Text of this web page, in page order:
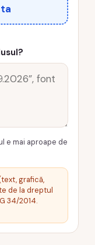
e mai aproape de
grafică,
de la dreptul
34/2014.